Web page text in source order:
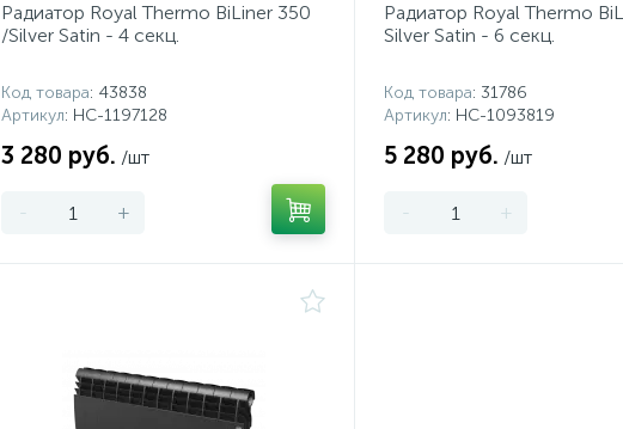
Радиатор Royal Thermo BiLiner 350
/Silver Satin - 4 секц.
Код товара: 43838
Артикул: НС-1197128
3 280 руб. /шт
- +
Радиатор Royal Thermo
Silver Satin - 6 секц.
Код товара: 31786
Артикул: НС-1093819
5 280 руб. /шт
- +